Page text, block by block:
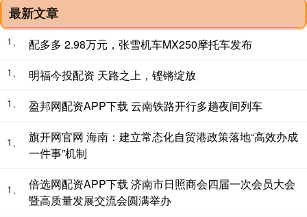
最新文章
1、 配多多 2.98万元，张雪机车MX250摩托车发布
1、 明福今投配资 天路之上，铿锵绽放
1、 盈邦网配资APP下载 云南铁路开行多趟夜间列车
1、
旗开网官网 海南：建立常态化自贸港政策落地“高效办成
一件事”机制
1、
倍选网配资APP下载 济南市日照商会四届一次会员大会
暨高质量发展交流会圆满举办